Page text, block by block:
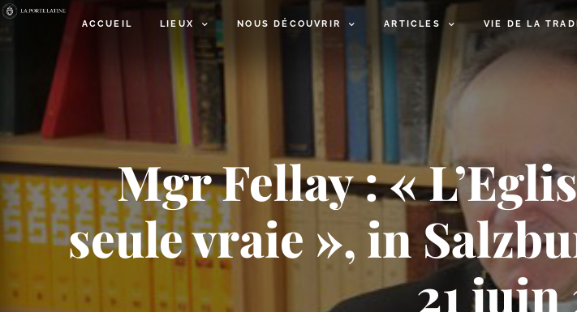
ACCUEIL LIEUX NOUS DÉCOUVRIR ARTICLES VIE DE LA
Mgr Fellay : «
seule vraie », in
21 juin